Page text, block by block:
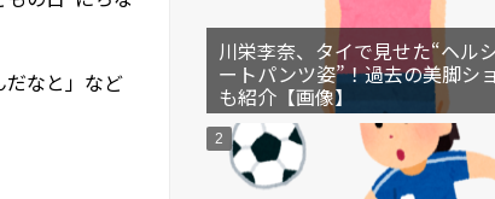
だなと」など
川栄李奈、タイで見せた“ヘル
ートパンツ姿”！過去の美脚シ
も紹介【画像】